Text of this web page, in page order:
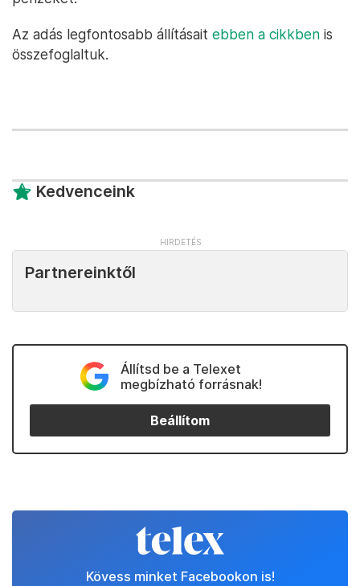
Az adás legfontosabb állításait ebben a cikkben is
összefoglaltuk.
Kedvenceink
Partnereinktől
Állítsd be a Telexet
megbízható forrásnak!
Beállítom
Kövess minket Facebookon is!